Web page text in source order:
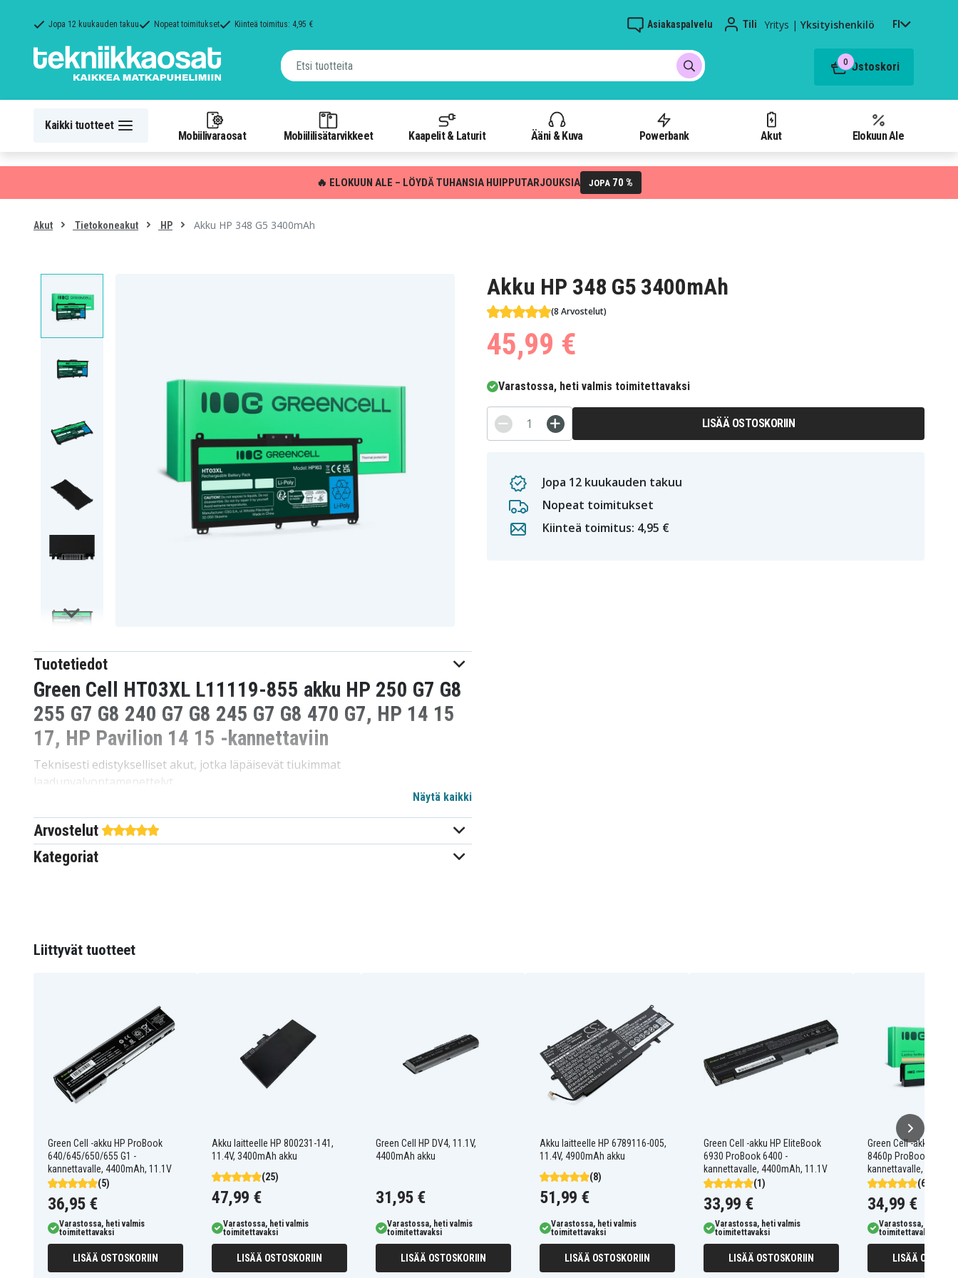
Jopa 12 kuukauden takuu Nopeat toimitukset Kiinteä toimitus: 4,95 € Asiakaspalvelu Tili Yritys | Yksityishenkilö FI
0 Ostoskori
Kaikki tuotteet
Mobiilivaraosat Mobiililisätarvikkeet Kaapelit & Laturit Ääni & Kuva Powerbank Akut Elokuun Ale
🔥 ELOKUUN ALE – LÖYDÄ TUHANSIA HUIPPUTARJOUKSIA JOPA 70 %
Akut Tietokoneakut HP Akku HP 348 G5 3400mAh
Akku HP 348 G5 3400mAh
(8 Arvostelut)
45,99 €
Varastossa, heti valmis toimitettavaksi
LISÄÄ OSTOSKORIIN
Jopa 12 kuukauden takuu
Nopeat toimitukset
Kiinteä toimitus: 4,95 €
Tuotetiedot
Green Cell HT03XL L11119-855 akku HP 250 G7 G8
255 G7 G8 240 G7 G8 245 G7 G8 470 G7, HP 14 15
17, HP Pavilion 14 15 -kannettaviin
Teknisesti edistykselliset akut, jotka läpäisevät tiukimmat
laadunvalvontamenettelyt.
Tarkat ja varmistetut yhteensopivuusluettelot takaavat täydellisen sopivuuden
tiettyyn laitteeseen.
Tyyppi: Li-polymer
Ylikuormitussuoja: Kyllä
HSTNN-UB7J
HSTNN-DB8R
HSTNN-IB8O
HSTNN-LB8M
L11119-855
L11119-856
L11119-857
L11421-1C1
L11421-1C2
L11421-271
L11421-2C1
L11421-2C2
Näytä kaikki
Arvostelut
Kategoriat
Liittyvät tuotteet
Green Cell -akku HP ProBook
640/645/650/655 G1 -
kannettavalle, 4400mAh, 11.1V
(5)
36,95 €
Varastossa, heti valmis
toimitettavaksi
LISÄÄ OSTOSKORIIN
Akku laitteelle HP 800231-141,
11.4V, 3400mAh akku
(25)
47,99 €
Varastossa, heti valmis
toimitettavaksi
LISÄÄ OSTOSKORIIN
Green Cell HP DV4, 11.1V,
4400mAh akku
31,95 €
Varastossa, heti valmis
toimitettavaksi
LISÄÄ OSTOSKORIIN
Akku laitteelle HP 6789116-005,
11.4V, 4900mAh akku
(8)
51,99 €
Varastossa, heti valmis
toimitettavaksi
LISÄÄ OSTOSKORIIN
Green Cell -akku HP EliteBook
6930 ProBook 6400 -
kannettavalle, 4400mAh, 11.1V
(1)
33,99 €
Varastossa, heti valmis
toimitettavaksi
LISÄÄ OSTOSKORIIN
Green Cell -akku HP
8460p ProBook
kannettavalle,
(6)
34,99 €
Varastossa, heti
toimitettavaksi
LISÄÄ